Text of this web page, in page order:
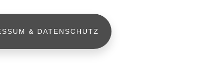
& DATENSCHUTZ